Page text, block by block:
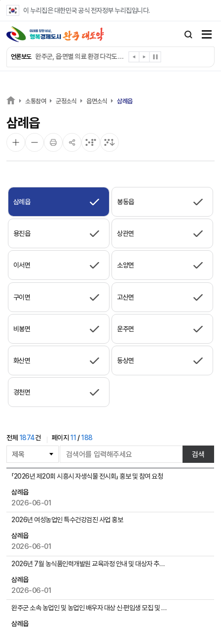
이 누리집은 대한민국 공식 전자정부 누리집입니다.
언론보도
완주군, ‘수의계약 총량제’ 개편 운영
완주군 청소년, 초록우산 지원으로 치과 치료
완주군, 읍·면별 의료 환경 다각도 진단한다
완주군, 모바일 헬스케어 “내 건강 변화 직접 확인”
전북은행, 완주군에 ‘시원키트’ 60세트 기탁
소통참여 군정소식 읍면소식 삼례읍
삼례읍
삼례읍 봉동읍
용진읍 상관면
이서면 소양면
구이면 고산면
비봉면 운주면
화산면 동상면
경천면
전체 1874건 페이지 11 /188
시
물
색
검색
읍
시
목
으
호
「2026년 제20회 시흥시 자생식물 전시회」 홍보 및 참여 요청
삼례읍
2026-06-01
2026년 여성농업인 특수건강검진 사업 홍보
삼례읍
2026-06-01
2026년 7월 농식품인력개발원 교육과정 안내 및 대상자 추천-6.11(목)까지
삼례읍
2026-06-01
완주군 소속 농업인 및 농업인 배우자 대상 신·편입생 모집 및 장학안내
삼례읍